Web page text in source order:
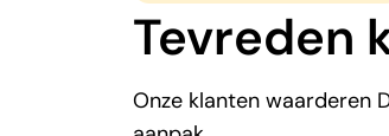
Tevreden
Onze klanten waarderen